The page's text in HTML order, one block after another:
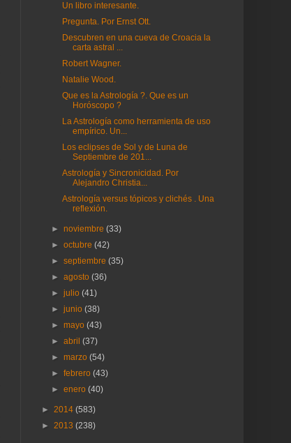
Un libro interesante.
Pregunta. Por Ernst Ott.
Descubren en una cueva de Croacia la
carta astral ...
Robert Wagner.
Natalie Wood.
Que es la Astrología ?. Que es un
Horóscopo ?
La Astrología como herramienta de uso
empírico. Un...
Los eclipses de Sol y de Luna de
Septiembre de 201...
Astrología y Sincronicidad. Por
Alejandro Christia...
Astrología versus tópicos y clichés . Una
reflexión.
►noviembre(33)
►octubre(42)
►septiembre(35)
►agosto(36)
►julio(41)
►junio(38)
►mayo(43)
►abril(37)
►marzo(54)
►febrero(43)
►enero(40)
► 2014 (583)
► 2013 (238)